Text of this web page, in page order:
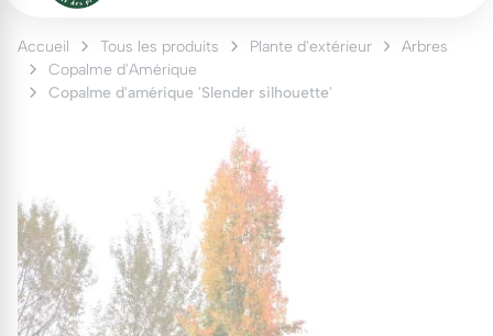
Accueil Tous les produits Plante d'extérieur
Arbres
Copalme d'Amérique
Copalme d'amérique 'Slender silhouette'